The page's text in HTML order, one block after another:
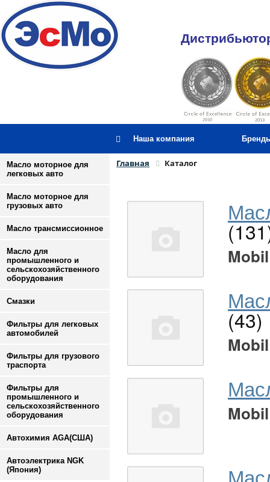
Наша компания
Масло моторное для
легковых авто
Масло моторное для
грузовых авто
Масло трансмиссионное
Масло для
промышленного и
сельскохозяйственного
оборудования
Смазки
Фильтры для легковых
автомобилей
Фильтры для грузового
траспорта
Фильтры для
промышленного и
сельскохозяйственного
оборудования
Автохимия AGA(США)
Автоэлектрика NGK
(Япония)
Главная Каталог
Mobil
(43)
Mobil
Mobil